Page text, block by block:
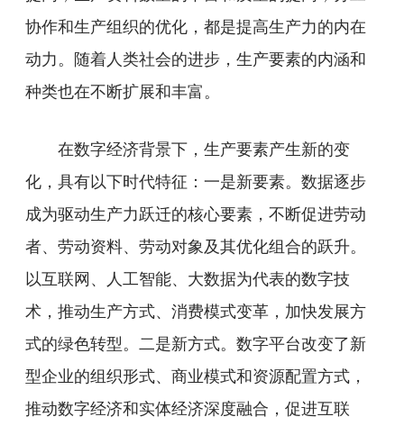
协作和生产组织的优化，都是提高生产力的内在
动力。随着人类社会的进步，生产要素的内涵和
种类也在不断扩展和丰富。
在数字经济背景下，生产要素产生新的变
化，具有以下时代特征：一是新要素。数据逐步
成为驱动生产力跃迁的核心要素，不断促进劳动
者、劳动资料、劳动对象及其优化组合的跃升。
以互联网、人工智能、大数据为代表的数字技
术，推动生产方式、消费模式变革，加快发展方
式的绿色转型。二是新方式。数字平台改变了新
型企业的组织形式、商业模式和资源配置方式，
推动数字经济和实体经济深度融合，促进互联